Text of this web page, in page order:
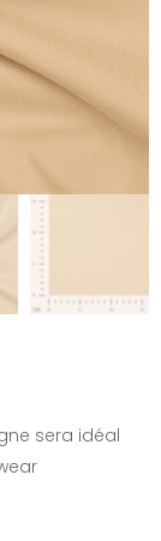
sera idéal